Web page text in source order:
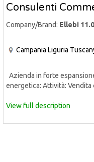
Consulenti
Company/Brand: Ellebi
Campania Liguria
Azienda in forte
energetica: Attività: Vendita
View full description